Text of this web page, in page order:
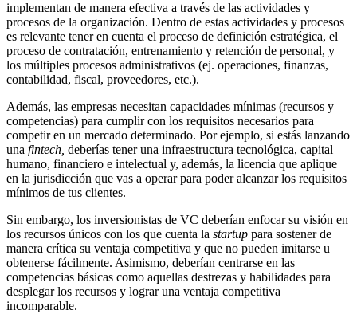
implementan de manera efectiva a través de las actividades y
procesos de la organización. Dentro de estas actividades y procesos
es relevante tener en cuenta el proceso de definición estratégica, el
proceso de contratación, entrenamiento y retención de personal, y
los múltiples procesos administrativos (ej. operaciones, finanzas,
contabilidad, fiscal, proveedores, etc.).
Además, las empresas necesitan capacidades mínimas (recursos y
competencias) para cumplir con los requisitos necesarios para
competir en un mercado determinado. Por ejemplo, si estás lanzando
una fintech, deberías tener una infraestructura tecnológica, capital
humano, financiero e intelectual y, además, la licencia que aplique
en la jurisdicción que vas a operar para poder alcanzar los requisitos
mínimos de tus clientes.
Sin embargo, los inversionistas de VC deberían enfocar su visión en
los recursos únicos con los que cuenta la startup para sostener de
manera crítica su ventaja competitiva y que no pueden imitarse u
obtenerse fácilmente. Asimismo, deberían centrarse en las
competencias básicas como aquellas destrezas y habilidades para
desplegar los recursos y lograr una ventaja competitiva
incomparable.